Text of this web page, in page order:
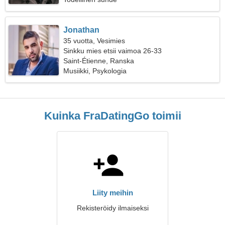
Jonathan
35 vuotta, Vesimies
Sinkku mies etsii vaimoa 26-33
Saint-Étienne, Ranska
Musiikki, Psykologia
Kuinka FraDatingGo toimii
Liity meihin
Rekisteröidy ilmaiseksi